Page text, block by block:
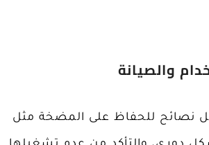
والصيانة
نصائح للحفاظ على المضخة مثل